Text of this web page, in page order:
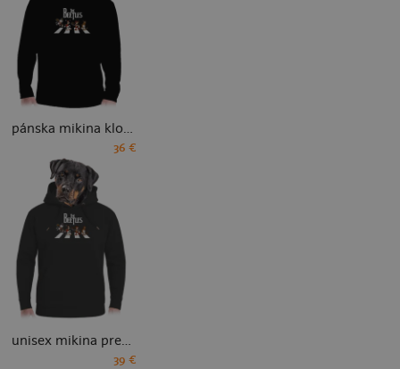
pánska mikina klokanka
36 €
unisex mikina premium
39 €